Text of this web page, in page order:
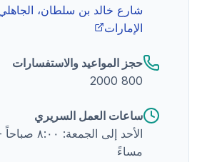
شارع خالد بن سلطان،
الإمارات
حجز المواعيد والاستفسارات
800 2000
ساعات العمل السريري
مساءً